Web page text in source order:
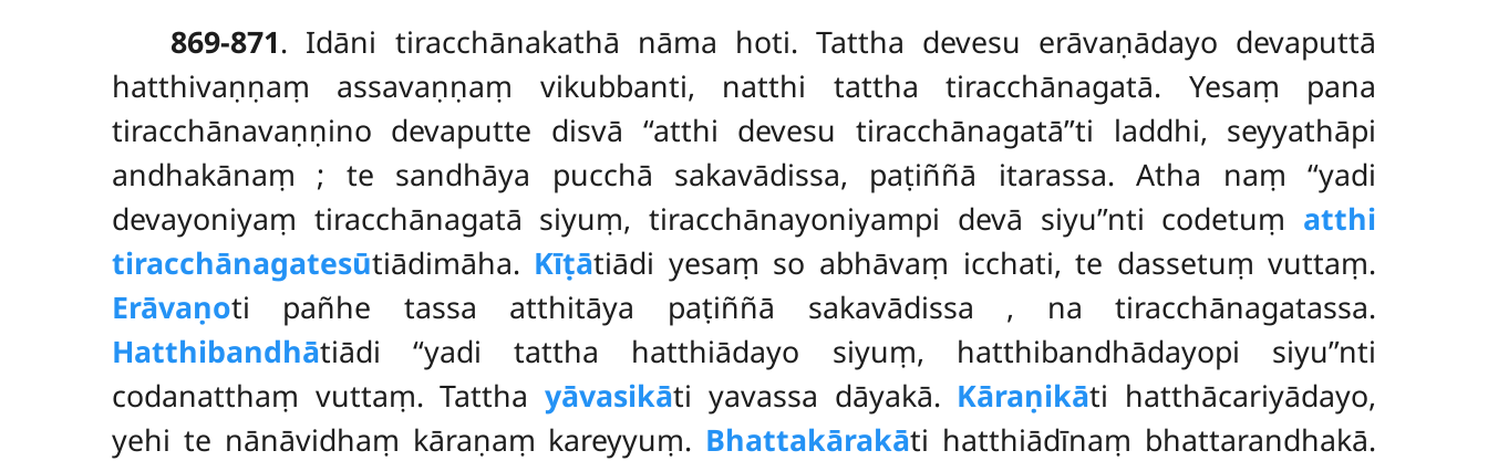
869-871. Idāni tiracchānakathā nāma hoti. Tattha devesu erāvaṇādayo devaputtā
hatthivaṇṇaṃ assavaṇṇaṃ vikubbanti, natthi tattha tiracchānagatā. Yesaṃ pana
tiracchānavaṇṇino devaputte disvā ‘‘atthi devesu tiracchānagatā’’ti laddhi, seyyathāpi
andhakānaṃ ; te sandhāya pucchā sakavādissa, paṭiññā itarassa. Atha naṃ ‘‘yadi
devayoniyaṃ tiracchānagatā siyuṃ, tiracchānayoniyampi devā siyu’’nti codetuṃ atthi
tiracchānagatesūtiādimāha. Kīṭātiādi yesaṃ so abhāvaṃ icchati, te dassetuṃ vuttaṃ.
Erāvaṇoti pañhe tassa atthitāya paṭiññā sakavādissa , na tiracchānagatassa.
Hatthibandhātiādi ‘‘yadi tattha hatthiādayo siyuṃ, hatthibandhādayopi siyu’’nti
codanatthaṃ vuttaṃ. Tatthayāvasikāti yavassa dāyakā. Kāraṇikāti hatthācariyādayo,
yehi te nānāvidhaṃ kāraṇaṃ kareyyuṃ. Bhattakārakāti hatthiādīnaṃ bhattarandhakā.